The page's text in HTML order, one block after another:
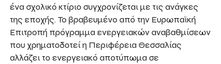
ένα σχολικό κτίριο συγχρονίζεται με τις ανάγκες
της εποχής. Το βραβευμένο από την Ευρωπαϊκή
Επιτροπή πρόγραμμα ενεργειακών αναβαθμίσεων
που χρηματοδοτεί η Περιφέρεια Θεσσαλίας
αλλάζει το ενεργειακό αποτύπωμα σε